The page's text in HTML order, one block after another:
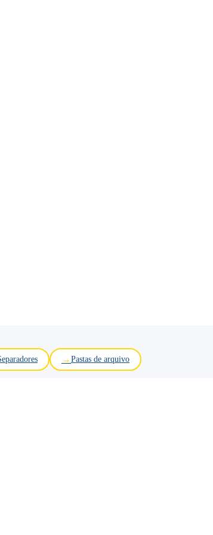
Pastas de arquivo